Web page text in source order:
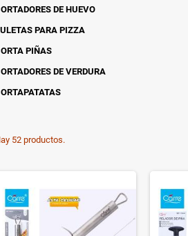
DE HUEVO
PARA PIZZA
PIÑAS
DE VERDURA
52 productos.